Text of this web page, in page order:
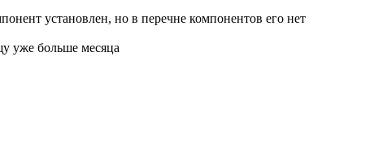
установлен, но в перечне компонентов его нет
уже больше месяца